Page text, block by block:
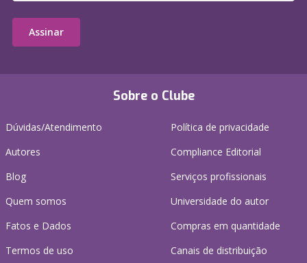
Sobre o Clube
Dúvidas/Atendimento
Autores
Blog
Quem somos
Fatos e Dados
Termos de uso
Política de privacidade
Compliance Editorial
Serviços profissionais
Universidade do autor
Compras em quantidade
Canais de distribuição
Assinar